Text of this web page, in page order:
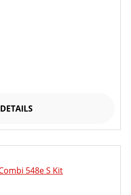
DETAILS